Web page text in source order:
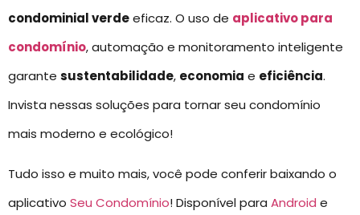
condominial verdeeficaz. O uso de aplicativo para
condomínio, automação e monitoramento inteligente
garante sustentabilidade, economia e eficiência.
Invista nessas soluções para tornar seu condomínio
mais moderno e ecológico!
Tudo isso e muito mais, você pode conferir baixando o
aplicativo Seu Condomínio! Disponível para Android e